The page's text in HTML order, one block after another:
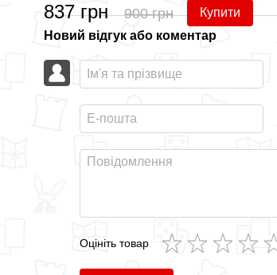
837 грн 900 грн Купити
Новий відгук або коментар
Оцініть товар